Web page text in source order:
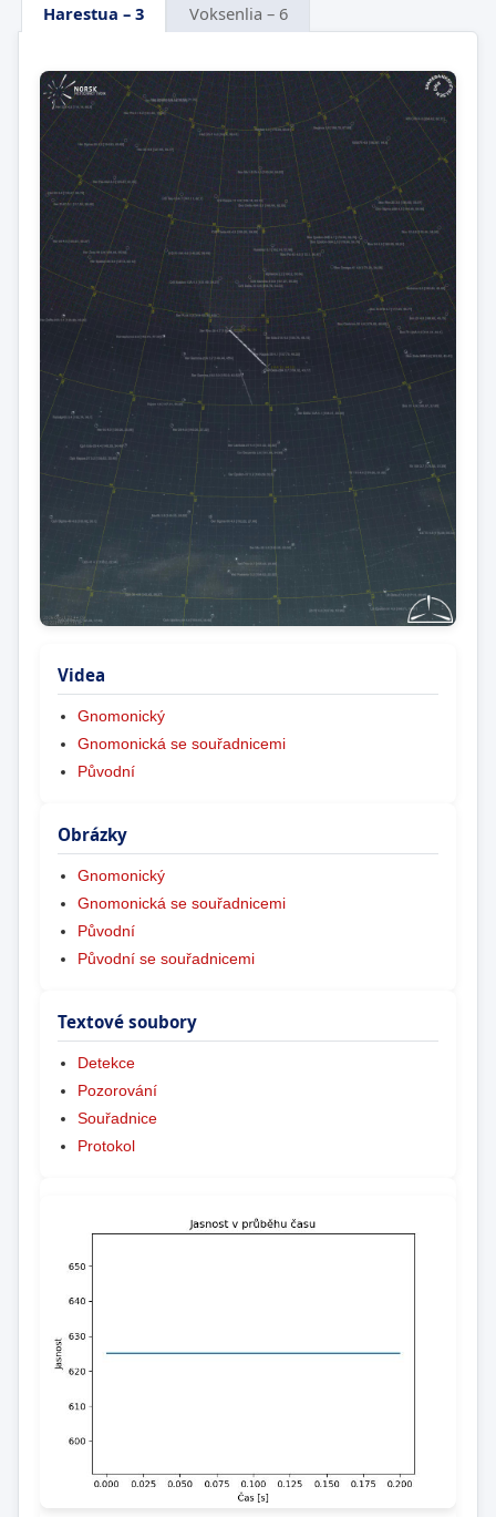
Harestua – 3 Voksenlia – 6
Videa
Gnomonický
Gnomonická se souřadnicemi
Původní
Obrázky
Gnomonický
Gnomonická se souřadnicemi
Původní
Původní se souřadnicemi
Textové soubory
Detekce
Pozorování
Souřadnice
Protokol